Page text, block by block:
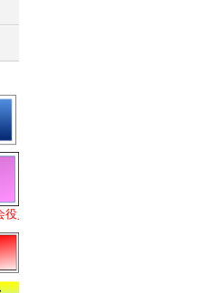
名簿を更新いたしました。